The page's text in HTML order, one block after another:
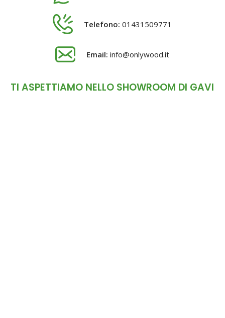
Telefono: 01431509771
Email: info@onlywood.it
TI ASPETTIAMO NELLO SHOWROOM DI GAVI